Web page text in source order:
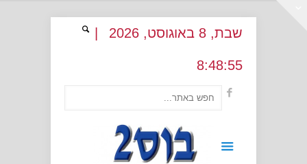
שבת, 8 באוגוסט, 2026
8:48:55